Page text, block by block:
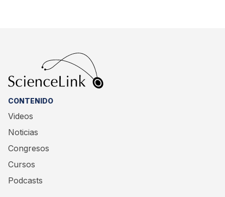
CONTENIDO
Videos
Noticias
Congresos
Cursos
Podcasts